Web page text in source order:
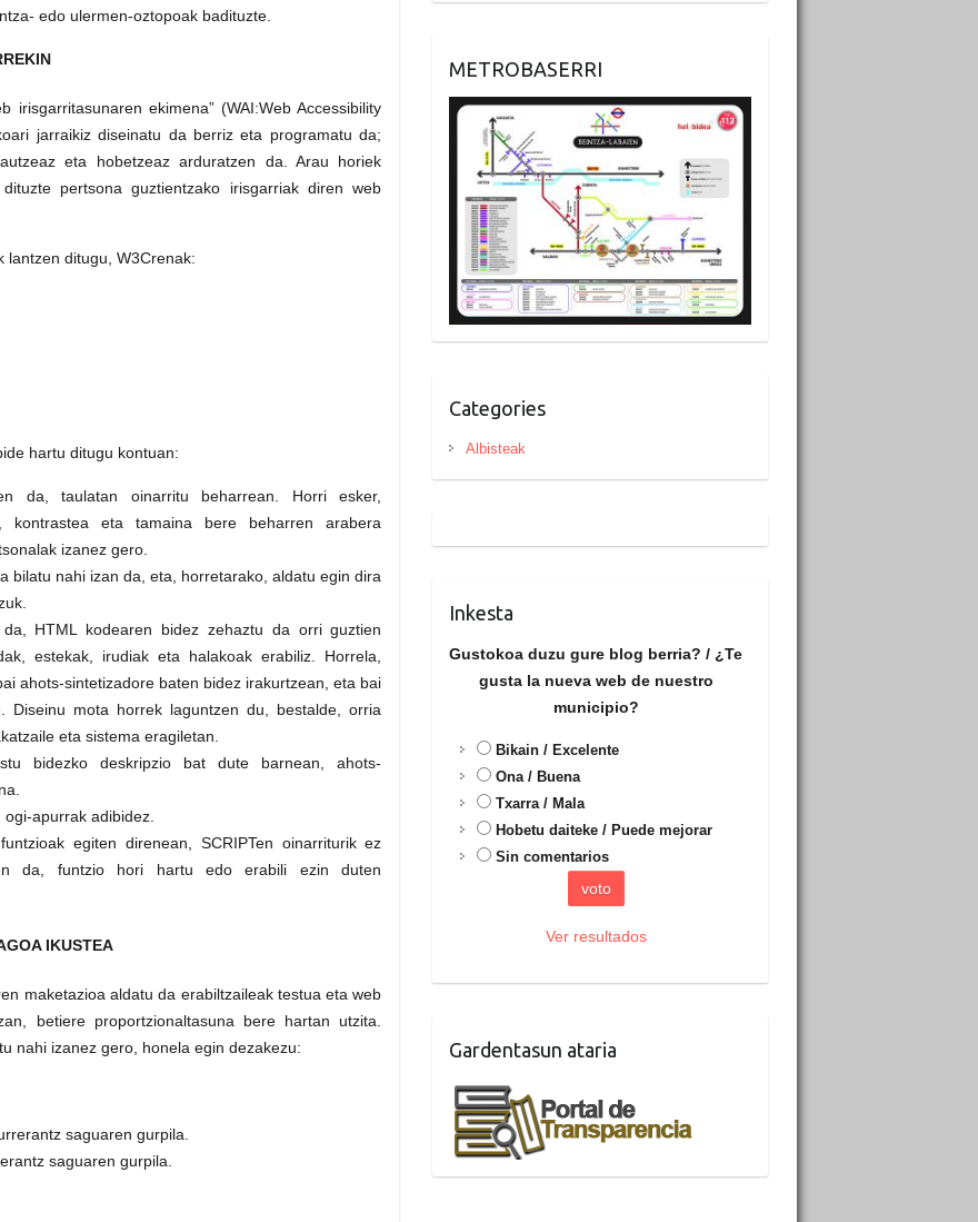
edo ulermen-oztopoak badituzte.
irisgarritasunaren ekimena” (WAI:Web Accessibility
jarraikiz diseinatu da berriz eta programatu da;
eta hobetzeaz arduratzen da. Arau horiek
pertsona guztientzako irisgarriak diren web
lantzen ditugu, W3Crenak:
hartu ditugu kontuan:
da, taulatan oinarritu beharrean. Horri esker,
kontrastea eta tamaina bere beharren arabera
izanez gero.
bilatu nahi izan da, eta, horretarako, aldatu egin dira
HTML kodearen bidez zehaztu da orri guztien
estekak, irudiak eta halakoak erabiliz. Horrela,
ahots-sintetizadore baten bidez irakurtzean, eta bai
Diseinu mota horrek laguntzen du, bestalde, orria
eta sistema eragiletan.
bidezko deskripzio bat dute barnean, ahots-
apurrak adibidez.
egiten direnean, SCRIPTen oinarriturik ez
da, funtzio hori hartu edo erabili ezin duten
IKUSTEA
maketazioa aldatu da erabiltzaileak testua eta web
betiere proportzionaltasuna bere hartan utzita.
nahi izanez gero, honela egin dezakezu:
saguaren gurpila.
saguaren gurpila.
METROBASERRI
Categories
Albisteak
Inkesta
Gustokoa duzu gure blog berria? / ¿Te
gusta la nueva web de nuestro
municipio?
Bikain / Excelente
Ona / Buena
Txarra / Mala
Hobetu daiteke / Puede mejorar
Sin comentarios
Ver resultados
Gardentasun ataria